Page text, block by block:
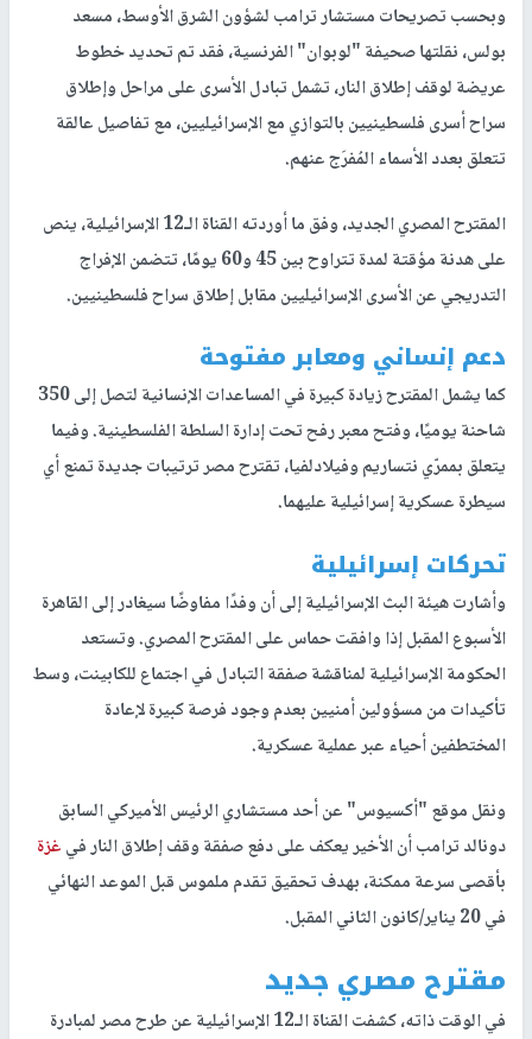
وبحسب تصريحات مستشار ترامب لشؤون الشرق الأوسط، مسعد
بولس، نقلتها صحيفة "لوبوان" الفرنسية، فقد تم تحديد خطوط
عريضة لوقف إطلاق النار، تشمل تبادل الأسرى على مراحل وإطلاق
سراح أسرى فلسطينيين بالتوازي مع الإسرائيليين، مع تفاصيل عالقة
تتعلق بعدد الأسماء المُفرَج عنهم.
المقترح المصري الجديد، وفق ما أوردته القناة الـ12 الإسرائيلية، ينص
على هدنة مؤقتة لمدة تتراوح بين 45 و60 يومًا، تتضمن الإفراج
التدريجي عن الأسرى الإسرائيليين مقابل إطلاق سراح فلسطينيين.
دعم إنساني ومعابر مفتوحة
كما يشمل المقترح زيادة كبيرة في المساعدات الإنسانية لتصل إلى 350
شاحنة يوميًا، وفتح معبر رفح تحت إدارة السلطة الفلسطينية. وفيما
يتعلق بممرّي نتساريم وفيلادلفيا، تقترح مصر ترتيبات جديدة تمنع أي
سيطرة عسكرية إسرائيلية عليهما.
تحركات إسرائيلية
وأشارت هيئة البث الإسرائيلية إلى أن وفدًا مفاوضًا سيغادر إلى القاهرة
الأسبوع المقبل إذا وافقت حماس على المقترح المصري. وتستعد
الحكومة الإسرائيلية لمناقشة صفقة التبادل في اجتماع للكابينت، وسط
تأكيدات من مسؤولين أمنيين بعدم وجود فرصة كبيرة لإعادة
المختطفين أحياء عبر عملية عسكرية.
ونقل موقع "أكسيوس" عن أحد مستشاري الرئيس الأميركي السابق
دونالد ترامب أن الأخير يعكف على دفع صفقة وقف إطلاق النار فيغزة
بأقصى سرعة ممكنة، بهدف تحقيق تقدم ملموس قبل الموعد النهائي
في 20 يناير/كانون الثاني المقبل.
مقترح مصري جديد
في الوقت ذاته، كشفت القناة الـ12 الإسرائيلية عن طرح مصر لمبادرة